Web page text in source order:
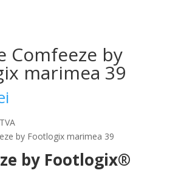
Comfeeze by
marimea 39
by Footlogix marimea 39
by Footlogix®